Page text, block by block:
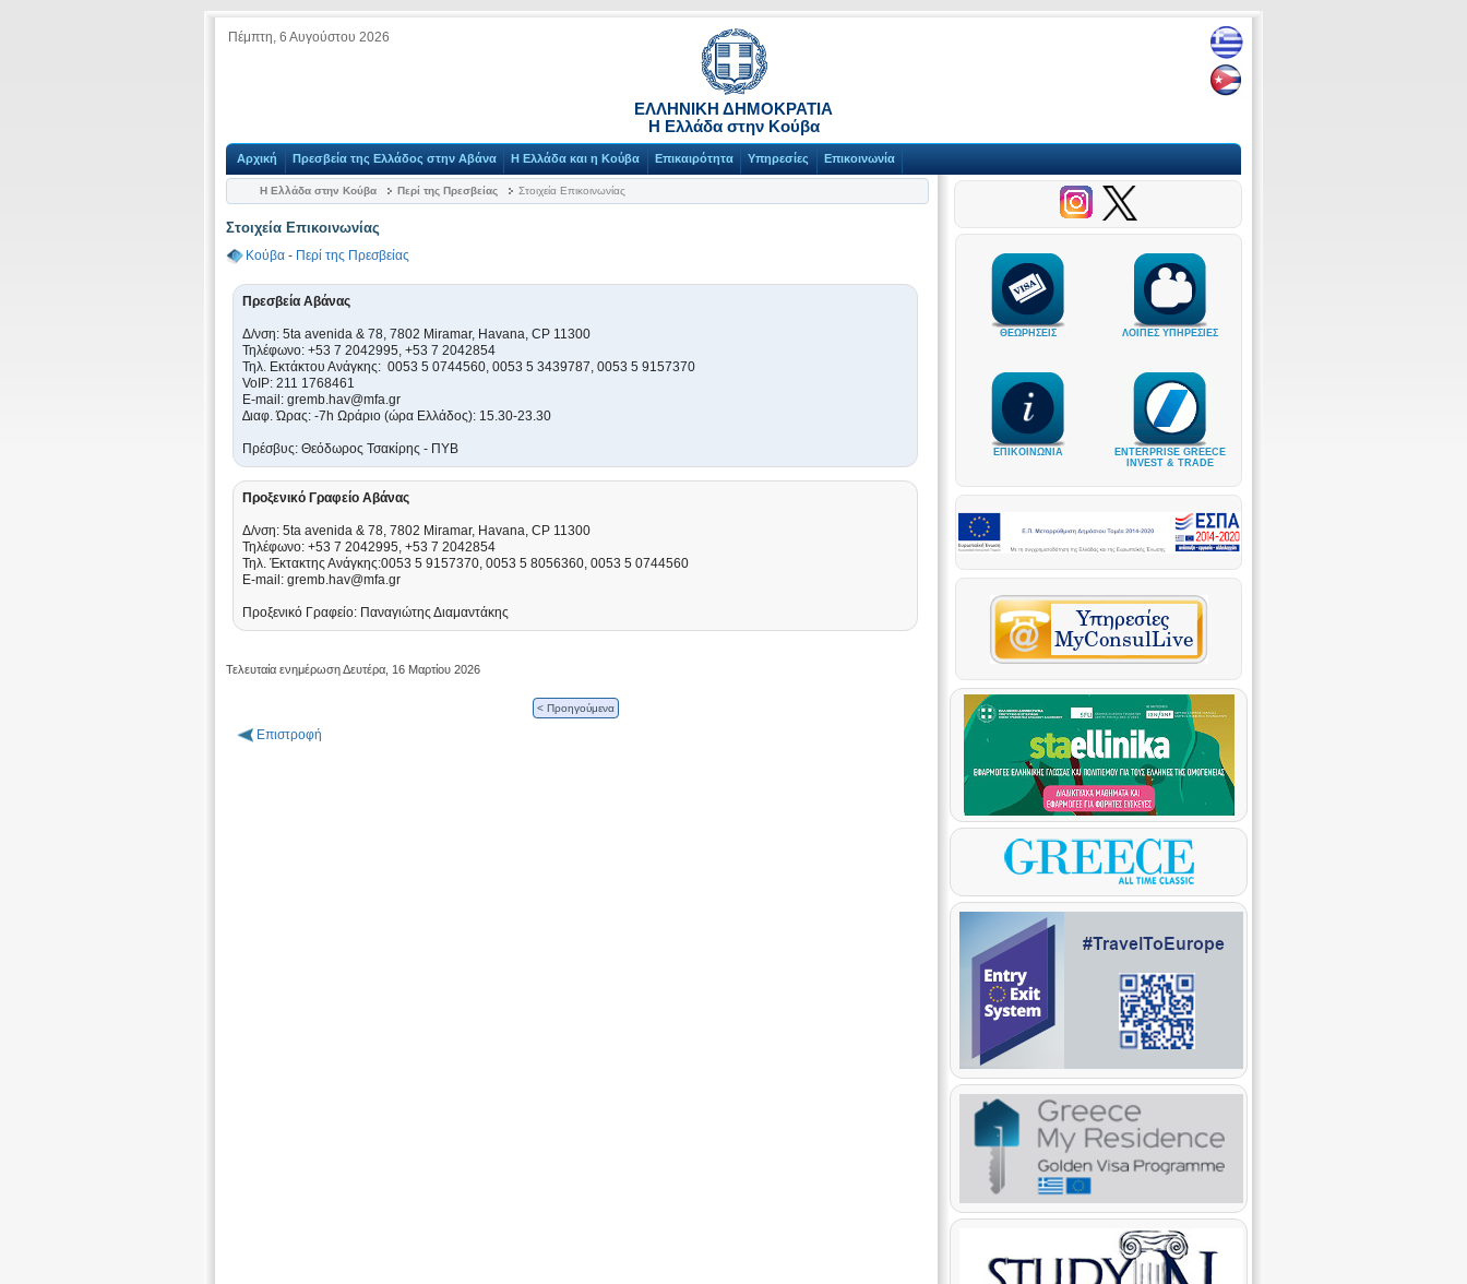
Πέμπτη, 6 Αυγούστου 2026
ΕΛΛΗΝΙΚΗ ΔΗΜΟΚΡΑΤΙΑ
Η Ελλάδα στην Κούβα
Αρχική Πρεσβεία της Ελλάδος στην Αβάνα Η Ελλάδα και η Κούβα Επικαιρότητα Υπηρεσίες Επικοινωνία
Η Ελλάδα στην Κούβα Περί της Πρεσβείας Στοιχεία Επικοινωνίας
Στοιχεία Επικοινωνίας
Κούβα - Περί της Πρεσβείας
Πρεσβεία Αβάνας
Δ/νση: 5ta avenida & 78, 7802 Miramar, Havana, CP 11300
Τηλέφωνο: +53 7 2042995, +53 7 2042854
Τηλ. Εκτάκτου Ανάγκης: 0053 5 0744560, 0053 5 3439787, 0053 5 9157370
VoIP: 211 1768461
Ε-mail: gremb.hav@mfa.gr
∆ιαφ. Ώρας: -7h Ωράριο (ώρα Eλλάδος): 15.30-23.30
Πρέσβυς: Θεόδωρος Τσακίρης - ΠΥΒ
Προξενικό Γραφείο Αβάνας
Δ/νση: 5ta avenida & 78, 7802 Miramar, Havana, CP 11300
Τηλέφωνο: +53 7 2042995, +53 7 2042854
Τηλ. Έκτακτης Ανάγκης:0053 5 9157370, 0053 5 8056360, 0053 5 0744560
Ε-mail: gremb.hav@mfa.gr
Προξενικό Γραφείο: Παναγιώτης Διαμαντάκης
Τελευταία ενημέρωση Δευτέρα, 16 Μαρτίου 2026
< Προηγούμενα
Επιστροφή
ΘΕΩΡΗΣΕΙΣ ΛΟΙΠΕΣ ΥΠΗΡΕΣΙΕΣ
ΕΠΙΚΟΙΝΩΝΙΑ
ENTERPRISE GREECE
INVEST & TRADE